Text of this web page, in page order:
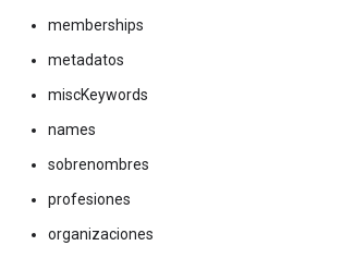
memberships
metadatos
miscKeywords
names
sobrenombres
profesiones
organizaciones